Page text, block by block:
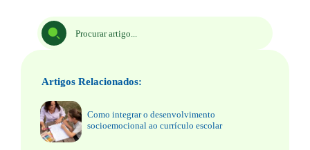
Artigos Relacionados:
Como integrar o desenvolvimento
socioemocional ao currículo escolar